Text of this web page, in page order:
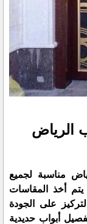
الرياض
مناسبة لجميع
يتم أخذ المقاسات
على الجودة
أبواب حديدية